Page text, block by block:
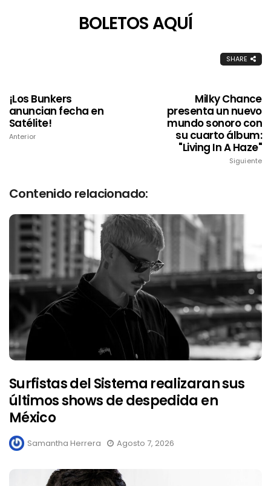
BOLETOS AQUÍ
SHARE
¡Los Bunkers
anuncian fecha en
Satélite!
Anterior
Milky Chance
presenta un nuevo
mundo sonoro con
su cuarto álbum:
"Living In A Haze"
Siguiente
Contenido relacionado:
Surfistas del Sistema realizaran sus
últimos shows de despedida en
México
Samantha Herrera Agosto 7, 2026